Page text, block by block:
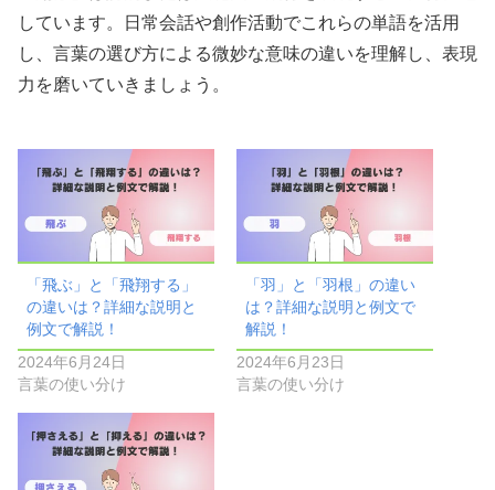
しています。日常会話や創作活動でこれらの単語を活用
し、言葉の選び方による微妙な意味の違いを理解し、表現
力を磨いていきましょう。
「飛ぶ」と「飛翔する」
の違いは？詳細な説明と
例文で解説！
2024年6月24日
言葉の使い分け
「羽」と「羽根」の違い
は？詳細な説明と例文で
解説！
2024年6月23日
言葉の使い分け